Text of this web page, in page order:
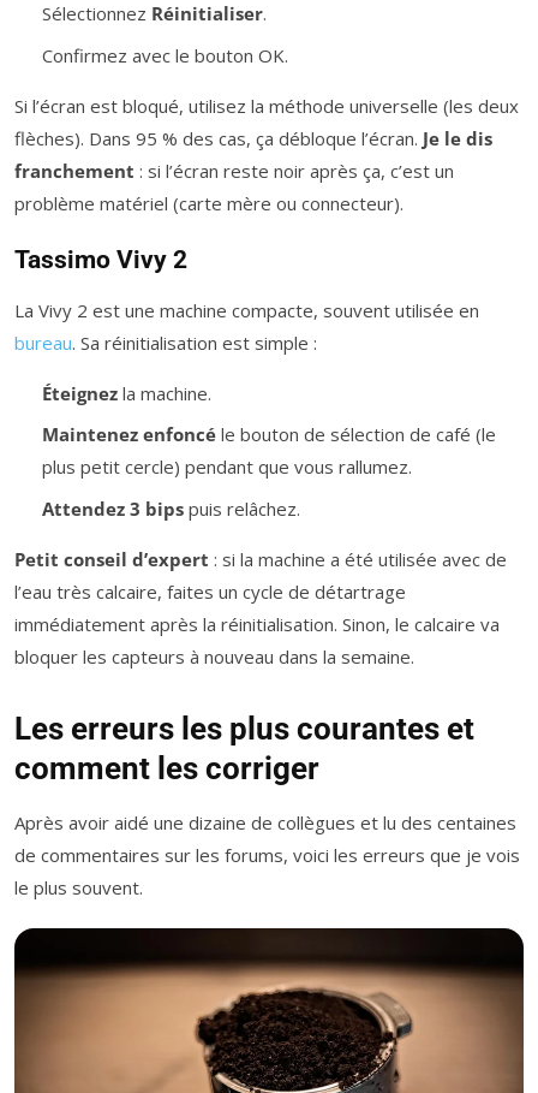
Sélectionnez Réinitialiser.
Confirmez avec le bouton OK.
Si l’écran est bloqué, utilisez la méthode universelle (les deux
flèches). Dans 95 % des cas, ça débloque l’écran. Je le dis
franchement : si l’écran reste noir après ça, c’est un
problème matériel (carte mère ou connecteur).
Tassimo Vivy 2
La Vivy 2 est une machine compacte, souvent utilisée en
bureau. Sa réinitialisation est simple :
Éteignezla machine.
Maintenez enfoncéle bouton de sélection de café (le
plus petit cercle) pendant que vous rallumez.
Attendez 3 bipspuis relâchez.
Petit conseil d’expert : si la machine a été utilisée avec de
l’eau très calcaire, faites un cycle de détartrage
immédiatement après la réinitialisation. Sinon, le calcaire va
bloquer les capteurs à nouveau dans la semaine.
Les erreurs les plus courantes et
comment les corriger
Après avoir aidé une dizaine de collègues et lu des centaines
de commentaires sur les forums, voici les erreurs que je vois
le plus souvent.